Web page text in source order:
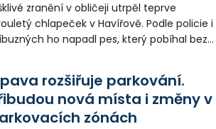
zranění v obličeji utrpěl teprve
chlapeček v Havířově. Podle policie i
ho napadl pes, který pobíhal bez
Případem už se zabývá policie, která
psa hledá.
rozšiřuje parkování.
nová místa i změny v
zónách